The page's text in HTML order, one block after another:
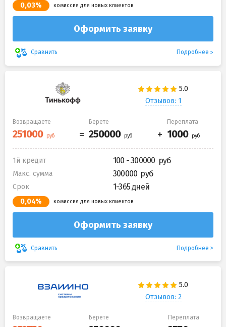
0,03% комиссия для новых клиентов
Оформить заявку
Сравнить Подробнее
Отзывов: 1
Возвращаете Берете Переплата
1й кредит 100 - 300000
Макс. сумма 300000
Срок 1-365 дней
0,04% комиссия для новых клиентов
Оформить заявку
Сравнить Подробнее
Отзывов: 2
Возвращаете Берете Переплата